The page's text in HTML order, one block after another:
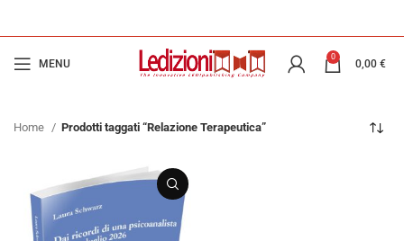
MENU
0
0,00 €
Home Prodotti taggati “Relazione Terapeutica”